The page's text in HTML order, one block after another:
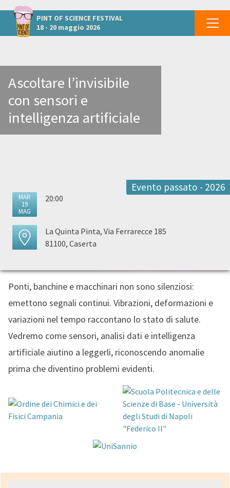
PINT OF SCIENCE FESTIVAL
18 - 20 maggio 2026
Altri eventi a Caserta
Ascoltare l’invisibile
con sensori e
intelligenza artificiale
Evento passato - 2026
MAR
19
MAG
20:00
La Quinta Pinta, Via Ferrarecce 185
81100, Caserta
Ponti, banchine e macchinari non sono silenziosi:
emettono segnali continui. Vibrazioni, deformazioni e
variazioni nel tempo raccontano lo stato di salute.
Vedremo come sensori, analisi dati e intelligenza
artificiale aiutino a leggerli, riconoscendo anomalie
prima che diventino problemi evidenti.